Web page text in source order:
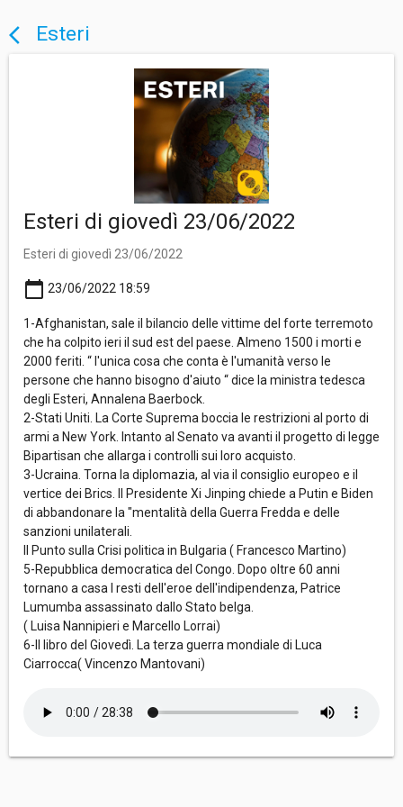
arrow_back_ios Esteri
Esteri di giovedì 23/06/2022
Esteri di giovedì 23/06/2022
calendar_today 23/06/2022 18:59
1-Afghanistan, sale il bilancio delle vittime del forte terremoto
che ha colpito ieri il sud est del paese. Almeno 1500 i morti e
2000 feriti. “ l'unica cosa che conta è l'umanità verso le
persone che hanno bisogno d'aiuto “ dice la ministra tedesca
degli Esteri, Annalena Baerbock.
2-Stati Uniti. La Corte Suprema boccia le restrizioni al porto di
armi a New York. Intanto al Senato va avanti il progetto di legge
Bipartisan che allarga i controlli sui loro acquisto.
3-Ucraina. Torna la diplomazia, al via il consiglio europeo e il
vertice dei Brics. Il Presidente Xi Jinping chiede a Putin e Biden
di abbandonare la "mentalità della Guerra Fredda e delle
sanzioni unilaterali.
Il Punto sulla Crisi politica in Bulgaria ( Francesco Martino)
5-Repubblica democratica del Congo. Dopo oltre 60 anni
tornano a casa I resti dell'eroe dell'indipendenza, Patrice
Lumumba assassinato dallo Stato belga.
( Luisa Nannipieri e Marcello Lorrai)
6-Il libro del Giovedì. La terza guerra mondiale di Luca
Ciarrocca( Vincenzo Mantovani)